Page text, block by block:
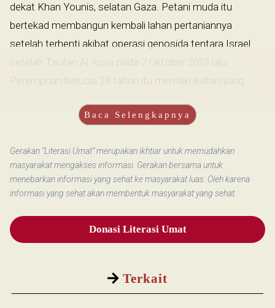
Terkait
dekat Khan Younis, selatan Gaza. Petani muda itu
bertekad membangun kembali lahan pertaniannya
setelah terhenti akibat operasi genosida tentara Israel
setelah Taufan Al Aqsa pada 7 Oktober 2023 lalu.
Perempuan berusia 28 tahun itu memiliki ikatan yang...
Baca Selengkapnya
Gerakan “Literasi Umat” merupakan ikhtiar untuk memudahkan
masyarakat mengakses informasi. Gerakan bersama untuk
menebarkan informasi yang sehat ke masyarakat luas. Oleh karena
informasi yang sehat akan membentuk masyarakat yang sehat.
Donasi Literasi Umat